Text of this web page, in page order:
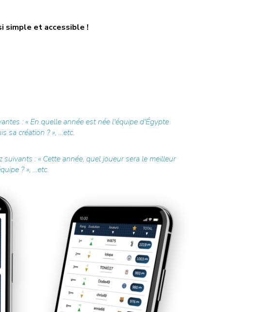
simple et accessible !
: « En quelle année est née l'équipe d'Égypte
sa création ? », …etc.
: « Cette année, quel joueur sera le meilleur
? », …etc.